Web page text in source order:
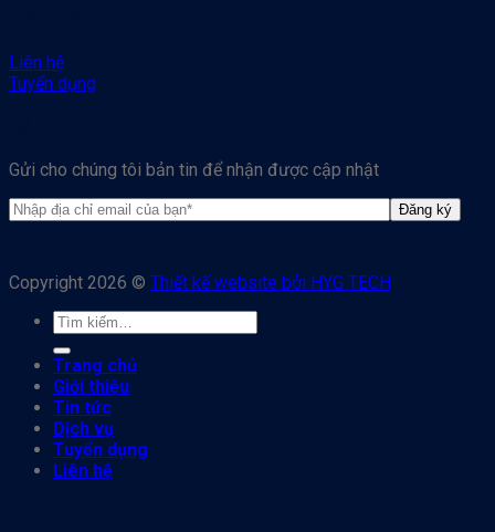
Liên hệ
Tuyển dụng
Gửi cho chúng tôi bản tin để nhận được cập nhật
Copyright 2026 © Thiết kế website bởi HYG TECH
Trang chủ
Giới thiệu
Tin tức
Dịch vụ
Tuyển dụng
Liên hệ